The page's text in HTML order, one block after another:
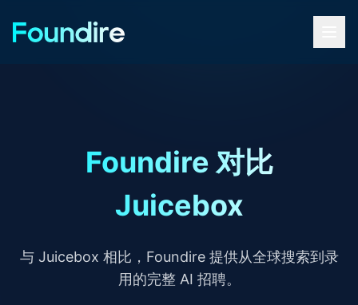
Foundire 对比
Juicebox
与 Juicebox 相比，Foundire 提供从全球搜索到录
用的完整 AI 招聘。